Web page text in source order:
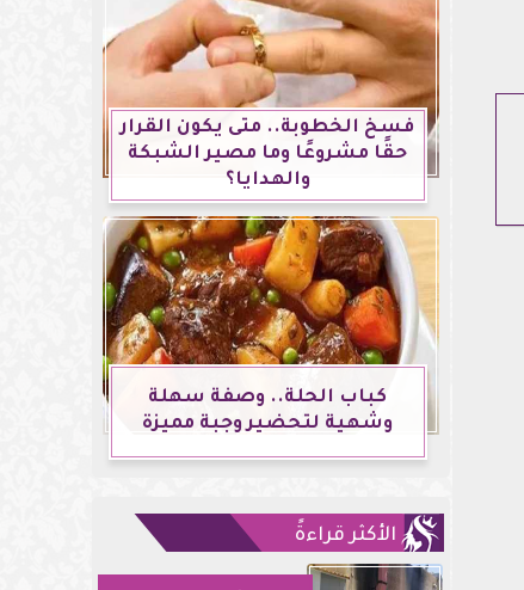
فسخ الخطوبة.. متى يكون القرار
حقًا مشروعًا وما مصير الشبكة
والهدايا؟
كباب الحلة.. وصفة سهلة
وشهية لتحضير وجبة مميزة
الأكثر قراءةً